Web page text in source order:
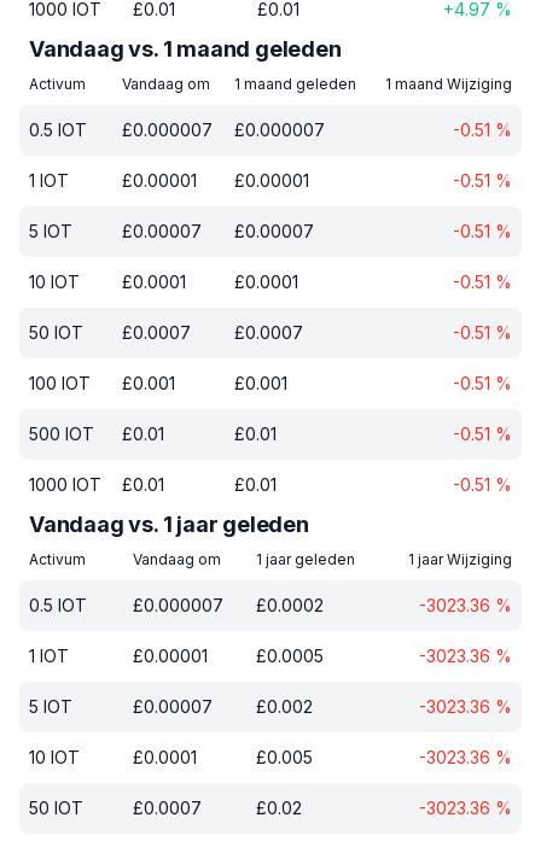
1000 IOT £0.01 £0.01 +4.97 %
Vandaag vs. 1 maand geleden
Activum Vandaag om 1 maand geleden 1 maand Wijziging
0.5 IOT £0.000007 £0.000007 -0.51 %
1 IOT £0.00001 £0.00001 -0.51 %
5 IOT £0.00007 £0.00007 -0.51 %
10 IOT £0.0001 £0.0001 -0.51 %
50 IOT £0.0007 £0.0007 -0.51 %
100 IOT £0.001 £0.001 -0.51 %
500 IOT £0.01 £0.01 -0.51 %
1000 IOT £0.01 £0.01 -0.51 %
Vandaag vs. 1 jaar geleden
Activum Vandaag om 1 jaar geleden 1 jaar Wijziging
0.5 IOT £0.000007 £0.0002 -3023.36 %
1 IOT £0.00001 £0.0005 -3023.36 %
5 IOT £0.00007 £0.002 -3023.36 %
10 IOT £0.0001 £0.005 -3023.36 %
50 IOT £0.0007 £0.02 -3023.36 %